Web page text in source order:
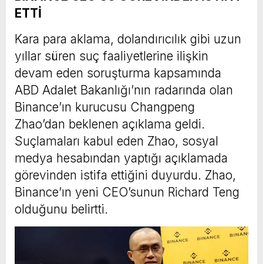
ETTİ
Kara para aklama, dolandırıcılık gibi uzun
yıllar süren suç faaliyetlerine ilişkin
devam eden soruşturma kapsamında
ABD Adalet Bakanlığı’nın radarında olan
Binance’ın kurucusu Changpeng
Zhao’dan beklenen açıklama geldi.
Suçlamaları kabul eden Zhao, sosyal
medya hesabından yaptığı açıklamada
görevinden istifa ettiğini duyurdu. Zhao,
Binance’ın yeni CEO’sunun Richard Teng
olduğunu belirtti.